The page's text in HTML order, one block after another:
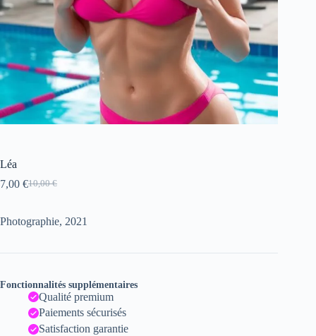
Léa
10,00€
Le
était :
7,00 €Le
est :
Photographie, 2021
Fonctionnalités supplémentaires
Qualité premium
Paiements sécurisés
Satisfaction garantie